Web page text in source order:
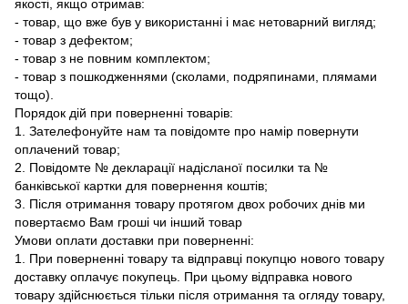
якості, якщо отримав:
- товар, що вже був у використанні і має нетоварний вигляд;
- товар з дефектом;
- товар з не повним комплектом;
- товар з пошкодженнями (сколами, подряпинами, плямами
тощо).
Порядок дій при поверненні товарів:
1. Зателефонуйте нам та повідомте про намір повернути
оплачений товар;
2. Повідомте № декларації надісланої посилки та №
банківської картки для повернення коштів;
3. Після отримання товару протягом двох робочих днів ми
повертаємо Вам гроші чи інший товар
Умови оплати доставки при поверненні:
1. При поверненні товару та відправці покупцю нового товару
доставку оплачує покупець. При цьому відправка нового
товару здійснюється тільки після отримання та огляду товару,